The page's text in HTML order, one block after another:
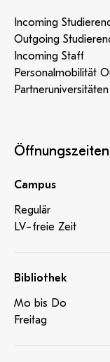
Incoming
Outgoing
Incoming Staff
Personalmobilität
Partneruniversitäten
Öffnungszeiten
Campus
Regulär
LV-freie Zeit
Bibliothek
Mo bis Do
Freitag